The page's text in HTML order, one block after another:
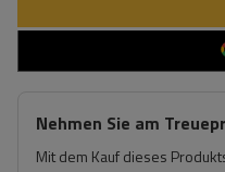
Nehmen Sie am
Mit dem Kauf dieses